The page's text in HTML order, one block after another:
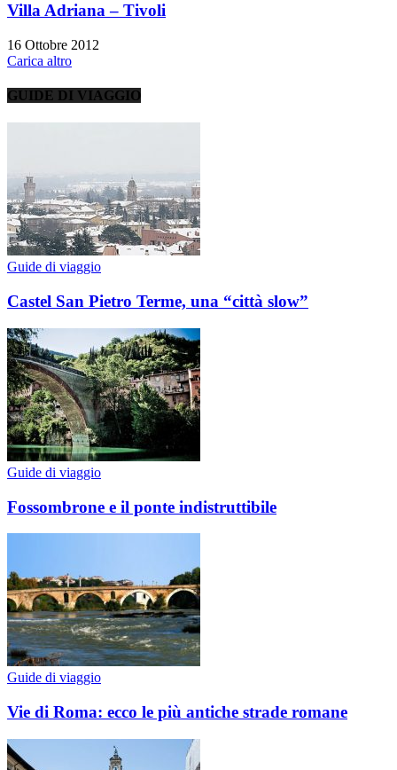
Villa Adriana – Tivoli
16 Ottobre 2012
Carica altro
GUIDE DI VIAGGIO
Guide di viaggio
Castel San Pietro Terme, una “città slow”
Guide di viaggio
Fossombrone e il ponte indistruttibile
Guide di viaggio
Vie di Roma: ecco le più antiche strade romane